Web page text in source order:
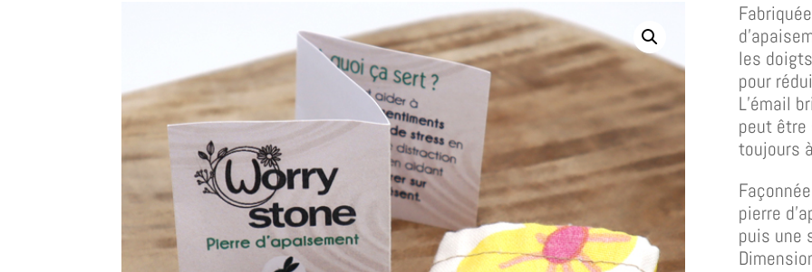
les
pour
L’émail
peut être
toujours
pierre
puis une